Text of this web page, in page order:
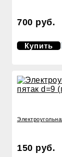
700 руб.
Купить
150 руб.